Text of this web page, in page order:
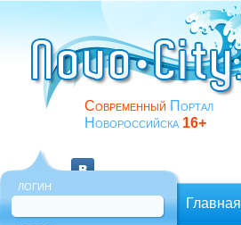
Современный Портал
Новороссийска 16+
ЛОГИН
Главная